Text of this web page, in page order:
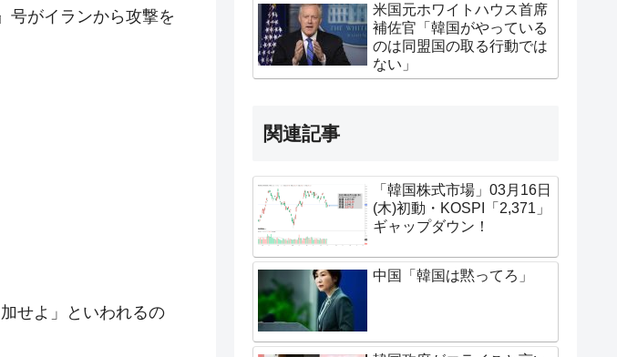
を認定 ⇒ 総額3兆7,000億
る。6カ月で対前年同期比
」「極右勢力」のプラカー
理だってば。
号がイランから攻撃を
せよ」といわれるの
米国元ホワイトハウス首席
補佐官「韓国がやっている
のは同盟国の取る行動では
ない」
関連記事
「韓国株式市場」03月16日
(木)初動・KOSPI「2,371」
ギャップダウン！
中国「韓国は黙ってろ」